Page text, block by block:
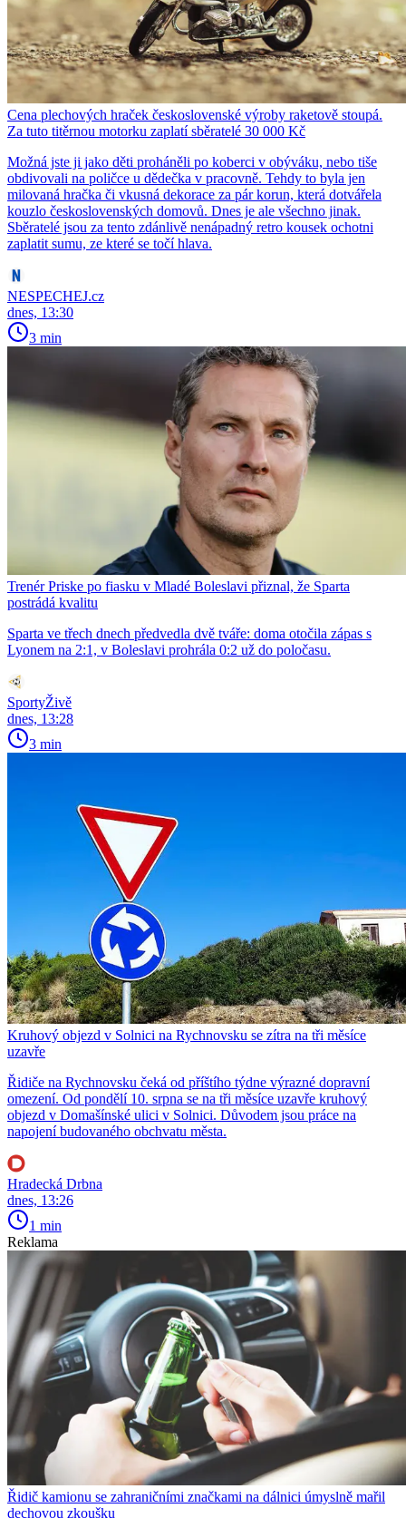
Cena plechových hraček československé výroby raketově stoupá.
Za tuto titěrnou motorku zaplatí sběratelé 30 000 Kč
Možná jste ji jako děti proháněli po koberci v obýváku, nebo tiše
obdivovali na poličce u dědečka v pracovně. Tehdy to byla jen
milovaná hračka či vkusná dekorace za pár korun, která dotvářela
kouzlo československých domovů. Dnes je ale všechno jinak.
Sběratelé jsou za tento zdánlivě nenápadný retro kousek ochotni
zaplatit sumu, ze které se točí hlava.
NESPECHEJ.cz
dnes, 13:30
3 min
Trenér Priske po fiasku v Mladé Boleslavi přiznal, že Sparta
postrádá kvalitu
Sparta ve třech dnech předvedla dvě tváře: doma otočila zápas s
Lyonem na 2:1, v Boleslavi prohrála 0:2 už do poločasu.
SportyŽivě
dnes, 13:28
3 min
Kruhový objezd v Solnici na Rychnovsku se zítra na tři měsíce
uzavře
Řidiče na Rychnovsku čeká od příštího týdne výrazné dopravní
omezení. Od pondělí 10. srpna se na tři měsíce uzavře kruhový
objezd v Domašínské ulici v Solnici. Důvodem jsou práce na
napojení budovaného obchvatu města.
Hradecká Drbna
dnes, 13:26
1 min
Reklama
Řidič kamionu se zahraničními značkami na dálnici úmyslně mařil
dechovou zkoušku